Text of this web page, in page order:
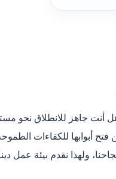
جاهز للانطلاق نحو
أبوابها للكفاءات
ولهذا نقدم بيئة عمل